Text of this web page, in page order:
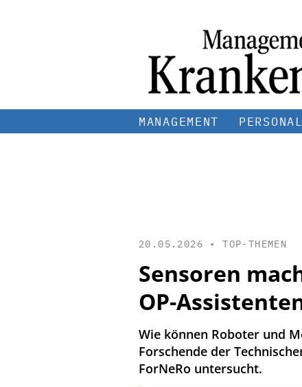
MANAGEMENT PERSONAL
20.05.2026 •TOP-THEMEN
Sensoren
OP-
Wie können Roboter und
Forschende der
ForNeRo untersucht.